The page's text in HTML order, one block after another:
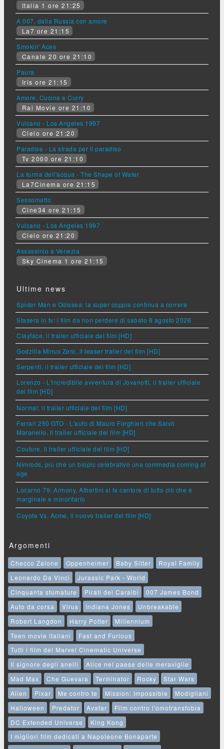
Italia 1 ore 21:25
A 007, dalla Russia con amore
La7 ore 21:15
Smokin' Aces
Canale 20 ore 21:10
Paura
Iris ore 21:15
Amore, Cucina e Curry
Rai Movie ore 21:10
Vulcano - Los Angeles 1997
Cielo ore 21:20
Paradise - La strada per il paradiso
Tv 2000 ore 21:10
La forma dell'acqua - The Shape of Water
La7Cinema ore 21:15
Sessomatto
Cine34 ore 21:15
Vulcano - Los Angeles 1997
Cielo ore 21:20
Assassinio a Venezia
Sky Cinema 1 ore 21:15
Ultime news
Spider Man e Odissea: la super coppia continua a correre
Stasera in tv: i film da non perdere di sabato 8 agosto 2026
Clayface, il trailer ufficiale del film [HD]
Godzilla Minus Zero, il teaser trailer del film [HD]
Serpenti, il trailer ufficiale del film [HD]
Lorenzo - L'incredibile avventura di Jovanotti, il trailer ufficiale
del film [HD]
Normal, il trailer ufficiale del film [HD]
Ferrari 250 GTO - L'auto di Mauro Forghieri che Salvò
Maranello, il trailer ufficiale del film [HD]
Couture, il trailer ufficiale del film [HD]
Nimrods, più che un biopic celebrativo una commedia coming of
age
Locarno 79: Armony, Albertini si fa cantore di tutto ciò che è
marginale e minoritario
Coyote Vs. Acme, il nuovo trailer del film [HD]
Argomenti
Checco Zalone Oppenheimer Baby Sitter
Royal Family
Leonardo Da Vinci
Jurassic Park - World
Cinquanta sfumature
Pirati dei Caraibi
007 James Bond
Auto da corsa
Virus Indiana Jones
Unbreakable
Robert Langdon
Harry Potter
Millennium
Teen movie italiani
Fast and Furious
Tutti i film del Marvel Cinematic Universe
Il signore degli anelli
Alice nel paese delle meraviglie
Mad Max
Che Guevara Terminator Rocky
Star Wars
Alien
Pixar Me contro te Mission: Impossible
Modigliani
Halloween
Predator Avatar
Film contro l'omotransfobia
DC Extended Universe
King Kong
I migliori film dedicati a Napoleone Bonaparte